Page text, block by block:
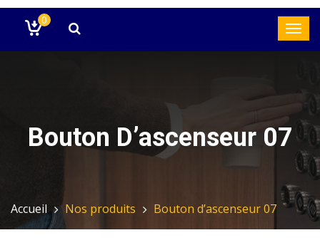
0
Bouton D’ascenseur 07
Accueil Nos produits Bouton d’ascenseur 07